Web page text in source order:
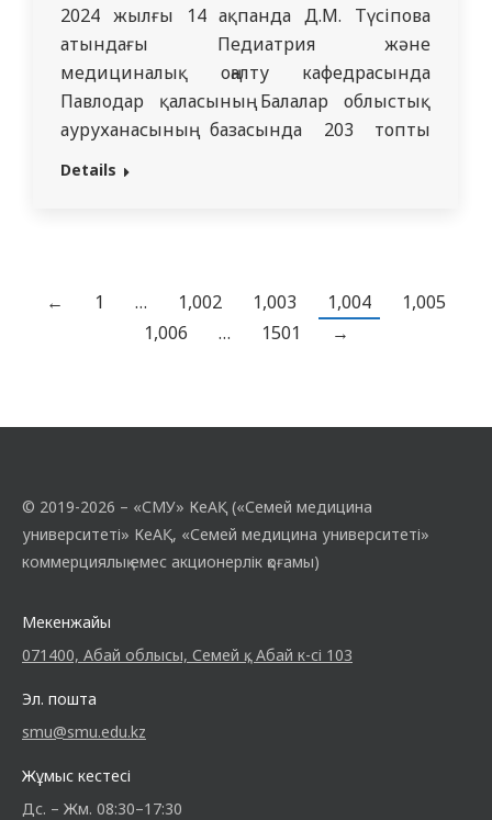
2024 жылғы 14 ақпанда Д.М. Түсіпова
атындағы Педиатрия және
медициналық оңалту кафедрасында
Павлодар қаласының Балалар облыстық
ауруханасының базасында 203 топтың
резидент-дәрігерлері
жұмысының маңызды құрамдас бөлігі
болып табылады. МАҚСАТЫ: Салауатты
Details
← 1 … 1,002 1,003 1,004
1,005
1,006
… 1501 →
© 2019-2026 – «СМУ» КеАҚ («Семей медицина
университеті» КеАҚ, «Семей медицина университеті»
коммерциялық емес акционерлік қоғамы)
Мекенжайы
071400, Абай облысы, Семей қ., Абай к-сі 103
Эл. пошта
smu@smu.edu.kz
Жұмыс кестесі
Дс. – Жм. 08:30–17:30